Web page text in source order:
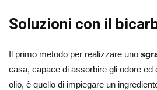
Soluzioni con il
Il primo metodo per realizzare uno
casa, capace di assorbire gli odore ed
olio, è quello di impiegare un